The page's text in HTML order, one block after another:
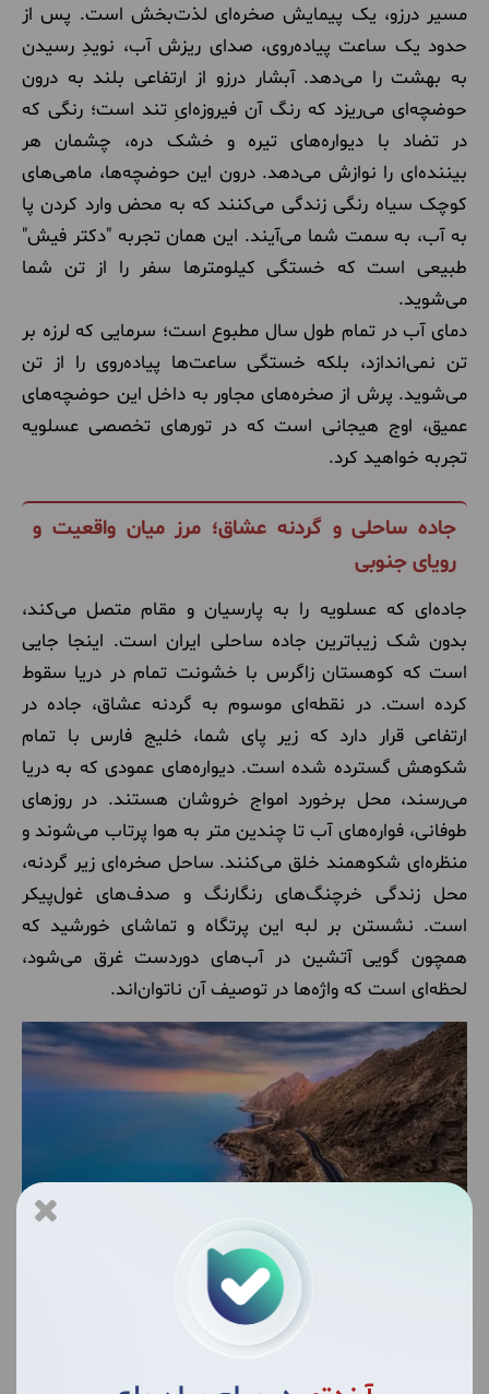
مسیر درزو، یک پیمایش صخره‌ای لذت‌بخش است. پس از
حدود یک ساعت پیاده‌روی، صدای ریزش آب، نویدِ رسیدن
به بهشت را می‌دهد. آبشار درزو از ارتفاعی بلند به درون
حوضچه‌ای می‌ریزد که رنگ آن فیروزه‌ایِ تند است؛ رنگی که
در تضاد با دیواره‌های تیره و خشک دره، چشمان هر
بیننده‌ای را نوازش می‌دهد. درون این حوضچه‌ها، ماهی‌های
کوچک سیاه رنگی زندگی می‌کنند که به محض وارد کردن پا
به آب، به سمت شما می‌آیند. این همان تجربه "دکتر فیش"
طبیعی است که خستگی کیلومترها سفر را از تن شما
می‌شوید.
دمای آب در تمام طول سال مطبوع است؛ سرمایی که لرزه بر
تن نمی‌اندازد، بلکه خستگی ساعت‌ها پیاده‌روی را از تن
می‌شوید. پرش از صخره‌های مجاور به داخل این حوضچه‌های
عمیق، اوج هیجانی است که در تورهای تخصصی عسلویه
تجربه خواهید کرد.
جاده ساحلی و گردنه عشاق؛ مرز میان واقعیت و
رویای جنوبی
جاده‌ای که عسلویه را به پارسیان و مقام متصل می‌کند،
بدون شک زیباترین جاده ساحلی ایران است. اینجا جایی
است که کوهستان زاگرس با خشونت تمام در دریا سقوط
کرده است. در نقطه‌ای موسوم به گردنه عشاق، جاده در
ارتفاعی قرار دارد که زیر پای شما، خلیج فارس با تمام
شکوهش گسترده شده است. دیواره‌های عمودی که به دریا
می‌رسند، محل برخورد امواج خروشان هستند. در روزهای
طوفانی، فواره‌های آب تا چندین متر به هوا پرتاب می‌شوند و
منظره‌ای شکوهمند خلق می‌کنند. ساحل صخره‌ای زیر گردنه،
محل زندگی خرچنگ‌های رنگارنگ و صدف‌های غول‌پیکر
است. نشستن بر لبه این پرتگاه و تماشای خورشید که
همچون گویی آتشین در آب‌های دوردست غرق می‌شود،
لحظه‌ای است که واژه‌ها در توصیف آن ناتوان‌اند.
گردنه عشاق عسلویه